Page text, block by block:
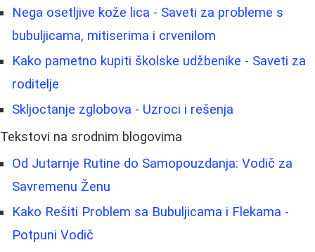
Nega osetljive kože lica - Saveti za probleme s
bubuljicama, mitiserima i crvenilom
Kako pametno kupiti školske udžbenike - Saveti za
roditelje
Skljoctanje zglobova - Uzroci i rešenja
Tekstovi na srodnim blogovima
Od Jutarnje Rutine do Samopouzdanja: Vodič za
Savremenu Ženu
Kako Rešiti Problem sa Bubuljicama i Flekama -
Potpuni Vodič